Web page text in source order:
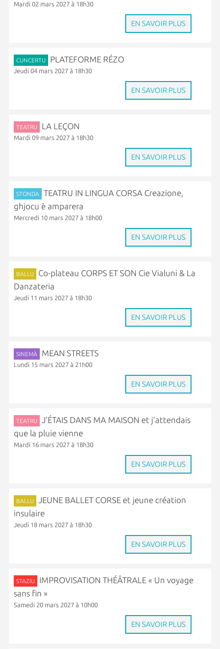
Mardi 02 mars 2027 à 18h30
EN SAVOIR PLUS
CUNCERTU PLATEFORME RÉZO
Jeudi 04 mars 2027 à 18h30
EN SAVOIR PLUS
TEATRU LA LEÇON
Mardi 09 mars 2027 à 18h30
EN SAVOIR PLUS
STONDA
TEATRU IN LINGUA CORSA Creazione,
ghjocu è amparera
Mercredi 10 mars 2027 à 18h00
EN SAVOIR PLUS
BALLU
Co-plateau CORPS ET SON Cie Vialuni & La
Danzateria
Jeudi 11 mars 2027 à 18h30
EN SAVOIR PLUS
SINEMÀ MEAN STREETS
Lundi 15 mars 2027 à 21h00
EN SAVOIR PLUS
TEATRU
J’ÉTAIS DANS MA MAISON et j’attendais
que la pluie vienne
Mardi 16 mars 2027 à 18h30
EN SAVOIR PLUS
BALLU
JEUNE BALLET CORSE et jeune création
insulaire
Jeudi 18 mars 2027 à 18h30
EN SAVOIR PLUS
STAZIU
IMPROVISATION THÉÂTRALE « Un voyage
sans fin »
Samedi 20 mars 2027 à 10h00
EN SAVOIR PLUS